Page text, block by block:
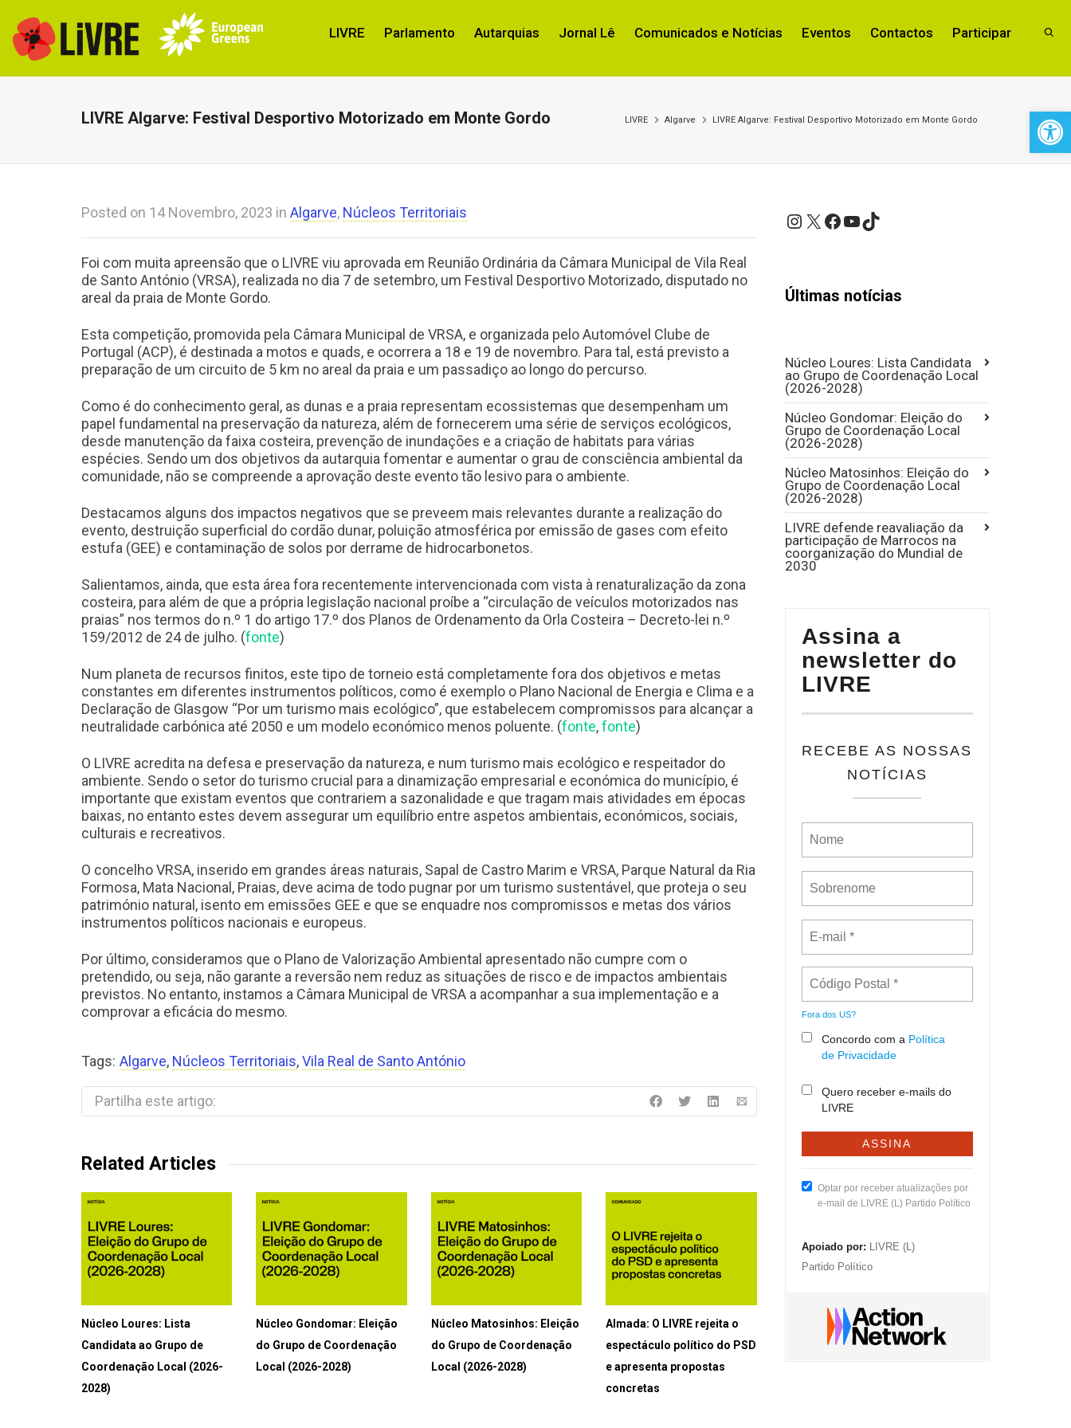
LIVRE Parlamento Autarquias Jornal Lê Comunicados e Notícias Eventos Contactos Participar
LIVRE Algarve: Festival Desportivo Motorizado em Monte Gordo LIVRE Algarve LIVRE Algarve: Festival Desportivo Motorizado em Monte Gordo
Posted on 14 Novembro, 2023 in Algarve, Núcleos Territoriais
Foi com muita apreensão que o LIVRE viu aprovada em Reunião Ordinária da Câmara Municipal de Vila Real
de Santo António (VRSA), realizada no dia 7 de setembro, um Festival Desportivo Motorizado, disputado no
areal da praia de Monte Gordo.
Esta competição, promovida pela Câmara Municipal de VRSA, e organizada pelo Automóvel Clube de
Portugal (ACP), é destinada a motos e quads, e ocorrera a 18 e 19 de novembro. Para tal, está previsto a
preparação de um circuito de 5 km no areal da praia e um passadiço ao longo do percurso.
Como é do conhecimento geral, as dunas e a praia representam ecossistemas que desempenham um
papel fundamental na preservação da natureza, além de fornecerem uma série de serviços ecológicos,
desde manutenção da faixa costeira, prevenção de inundações e a criação de habitats para várias
espécies. Sendo um dos objetivos da autarquia fomentar e aumentar o grau de consciência ambiental da
comunidade, não se compreende a aprovação deste evento tão lesivo para o ambiente.
Destacamos alguns dos impactos negativos que se preveem mais relevantes durante a realização do
evento, destruição superficial do cordão dunar, poluição atmosférica por emissão de gases com efeito
estufa (GEE) e contaminação de solos por derrame de hidrocarbonetos.
Salientamos, ainda, que esta área fora recentemente intervencionada com vista à renaturalização da zona
costeira, para além de que a própria legislação nacional proíbe a “circulação de veículos motorizados nas
praias” nos termos do n.º 1 do artigo 17.º dos Planos de Ordenamento da Orla Costeira – Decreto-lei n.º
159/2012 de 24 de julho. (fonte)
Num planeta de recursos finitos, este tipo de torneio está completamente fora dos objetivos e metas
constantes em diferentes instrumentos políticos, como é exemplo o Plano Nacional de Energia e Clima e a
Declaração de Glasgow “Por um turismo mais ecológico”, que estabelecem compromissos para alcançar a
neutralidade carbónica até 2050 e um modelo económico menos poluente. (fonte,fonte)
O LIVRE acredita na defesa e preservação da natureza, e num turismo mais ecológico e respeitador do
ambiente. Sendo o setor do turismo crucial para a dinamização empresarial e económica do município, é
importante que existam eventos que contrariem a sazonalidade e que tragam mais atividades em épocas
baixas, no entanto estes devem assegurar um equilíbrio entre aspetos ambientais, económicos, sociais,
culturais e recreativos.
O concelho VRSA, inserido em grandes áreas naturais, Sapal de Castro Marim e VRSA, Parque Natural da Ria
Formosa, Mata Nacional, Praias, deve acima de todo pugnar por um turismo sustentável, que proteja o seu
património natural, isento em emissões GEE e que se enquadre nos compromissos e metas dos vários
instrumentos políticos nacionais e europeus.
Por último, consideramos que o Plano de Valorização Ambiental apresentado não cumpre com o
pretendido, ou seja, não garante a reversão nem reduz as situações de risco e de impactos ambientais
previstos. No entanto, instamos a Câmara Municipal de VRSA a acompanhar a sua implementação e a
comprovar a eficácia do mesmo.
Tags: Algarve, Núcleos Territoriais,Vila Real de Santo António
Partilha este artigo:
Related Articles
Núcleo Loures: Lista
Candidata ao Grupo de
Coordenação Local (2026-
2028)
Núcleo Gondomar: Eleição
do Grupo de Coordenação
Local (2026-2028)
Núcleo Matosinhos: Eleição
do Grupo de Coordenação
Local (2026-2028)
Almada: O LIVRE rejeita o
espectáculo político do PSD
e apresenta propostas
concretas
Instagram
X Facebook
YouTube
TikTok
Últimas notícias
Núcleo Loures: Lista Candidata
ao Grupo de Coordenação Local
(2026-2028)
Núcleo Gondomar: Eleição do
Grupo de Coordenação Local
(2026-2028)
Núcleo Matosinhos: Eleição do
Grupo de Coordenação Local
(2026-2028)
LIVRE defende reavaliação da
participação de Marrocos na
coorganização do Mundial de
2030
Assina a
newsletter do
LIVRE
RECEBE AS NOSSAS
NOTÍCIAS
Fora dos US?
Concordo com a Política
de Privacidade
Quero receber e-mails do
LIVRE
Optar por receber atualizações por
e-mail de LIVRE (L) Partido Político
Apoiado por: LIVRE (L)
Partido Político